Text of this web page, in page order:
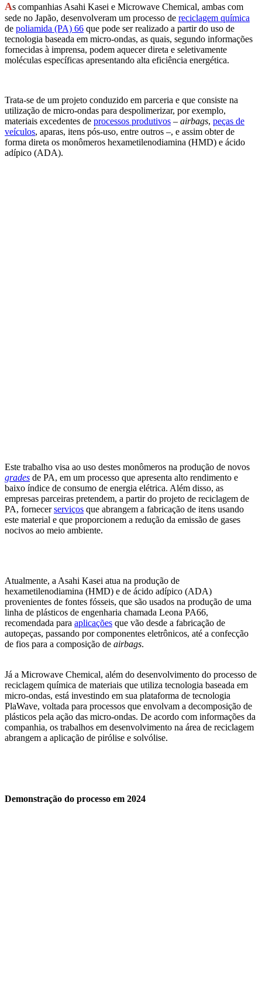
As companhias Asahi Kasei e Microwave Chemical, ambas com
sede no Japão, desenvolveram um processo de reciclagem química
de poliamida (PA) 66 que pode ser realizado a partir do uso de
tecnologia baseada em micro-ondas, as quais, segundo informações
fornecidas à imprensa, podem aquecer direta e seletivamente
moléculas específicas apresentando alta eficiência energética.
Trata-se de um projeto conduzido em parceria e que consiste na
utilização de micro-ondas para despolimerizar, por exemplo,
materiais excedentes de processos produtivos – airbags, peças de
veículos, aparas, itens pós-uso, entre outros –, e assim obter de
forma direta os monômeros hexametilenodiamina (HMD) e ácido
adípico (ADA).
Este trabalho visa ao uso destes monômeros na produção de novos
grades de PA, em um processo que apresenta alto rendimento e
baixo índice de consumo de energia elétrica. Além disso, as
empresas parceiras pretendem, a partir do projeto de reciclagem de
PA, fornecerserviços que abrangem a fabricação de itens usando
este material e que proporcionem a redução da emissão de gases
nocivos ao meio ambiente.
Atualmente, a Asahi Kasei atua na produção de
hexametilenodiamina (HMD) e de ácido adípico (ADA)
provenientes de fontes fósseis, que são usados na produção de uma
linha de plásticos de engenharia chamada Leona PA66,
recomendada para aplicações que vão desde a fabricação de
autopeças, passando por componentes eletrônicos, até a confecção
de fios para a composição de airbags.
Já a Microwave Chemical, além do desenvolvimento do processo de
reciclagem química de materiais que utiliza tecnologia baseada em
micro-ondas, está investindo em sua plataforma de tecnologia
PlaWave, voltada para processos que envolvam a decomposição de
plásticos pela ação das micro-ondas. De acordo com informações da
companhia, os trabalhos em desenvolvimento na área de reciclagem
abrangem a aplicação de pirólise e solvólise.
Demonstração do processo em 2024